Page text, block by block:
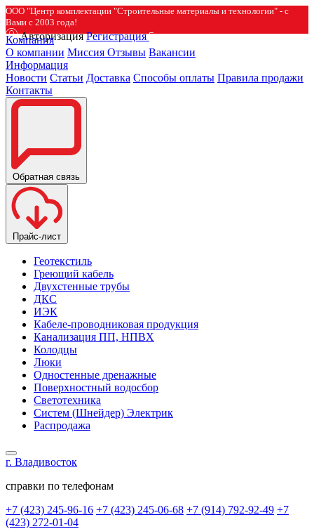
ООО "Центр комплектации "Строительные материалы и технологии" - с
Вами с 2003 года!
Авторизация Регистрация
Компания
О компании Миссия Отзывы Вакансии
Информация
Новости Статьи Доставка Способы оплаты Правила продажи
Контакты
Обратная связь
Прайс-лист
Геотекстиль
Греющий кабель
Двухстенные трубы
ДКС
ИЭК
Кабеле-проводниковая продукция
Канализация ПП, НПВХ
Колодцы
Люки
Одностенные дренажные
Поверхностный водосбор
Светотехника
Систем (Шнейдер) Электрик
Распродажа
г. Владивосток
справки по телефонам
+7 (423) 245-96-16 +7 (423) 245-06-68 +7 (914) 792-92-49 +7
(423) 272-01-04